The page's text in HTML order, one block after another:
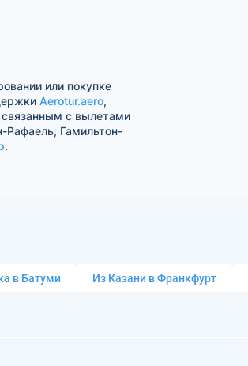
или покупке
Aerotur.aero,
с вылетами
Рафаель, Гамильтон-
.
в Батуми Из Казани в Франкфурт